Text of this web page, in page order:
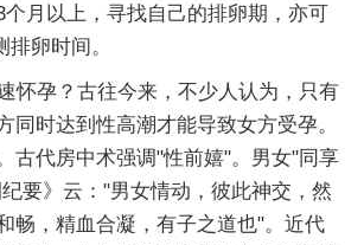
月以上，寻找自己的排卵期，亦可
卵时间。
怀孕？古往今来，不少人认为，只有
同时达到性高潮才能导致女方受孕。
古代房中术强调"性前嬉"。男女"同享
要》云："男女情动，彼此神交，然
畅，精血合凝，有子之道也"。近代